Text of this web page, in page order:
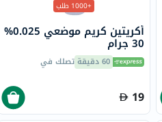
+1000 طلب
أكريتين كريم موضعي 0.025%
30 جرام
60 دقيقة تصلك في
19